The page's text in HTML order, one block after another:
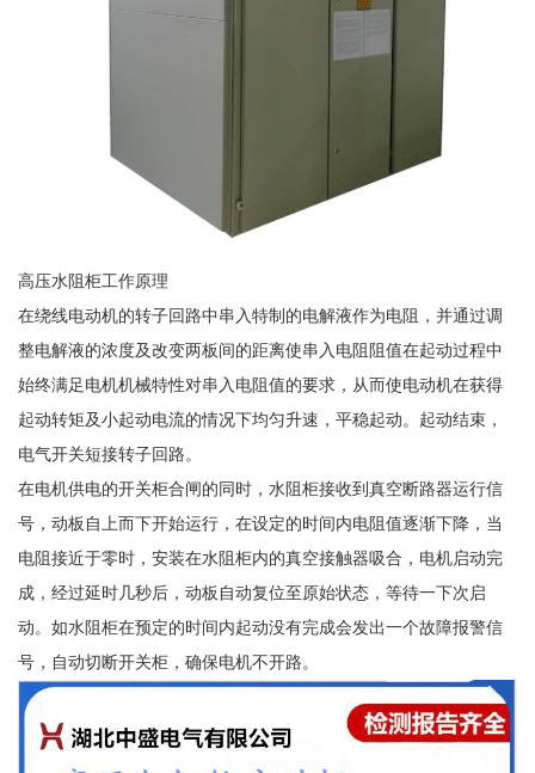
高压水阻柜工作原理
在绕线电动机的转子回路中串入特制的电解液作为电阻，并通过调
整电解液的浓度及改变两板间的距离使串入电阻阻值在起动过程中
始终满足电机机械特性对串入电阻值的要求，从而使电动机在获得
起动转矩及小起动电流的情况下均匀升速，平稳起动。起动结束，
电气开关短接转子回路。
在电机供电的开关柜合闸的同时，水阻柜接收到真空断路器运行信
号，动板自上而下开始运行，在设定的时间内电阻值逐渐下降，当
电阻接近于零时，安装在水阻柜内的真空接触器吸合，电机启动完
成，经过延时几秒后，动板自动复位至原始状态，等待一下次启
动。如水阻柜在预定的时间内起动没有完成会发出一个故障报警信
号，自动切断开关柜，确保电机不开路。